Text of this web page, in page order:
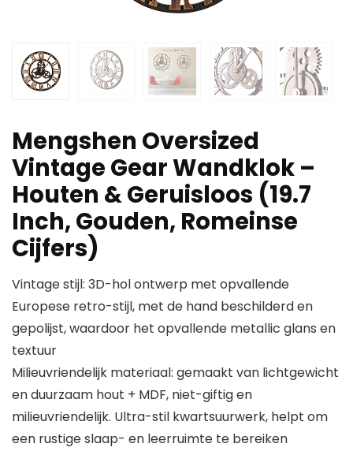
Mengshen Oversized
Vintage Gear Wandklok –
Houten & Geruisloos (19.7
Inch, Gouden, Romeinse
Cijfers)
Vintage stijl: 3D-hol ontwerp met opvallende
Europese retro-stijl, met de hand beschilderd en
gepolijst, waardoor het opvallende metallic glans en
textuur
Milieuvriendelijk materiaal: gemaakt van lichtgewicht
en duurzaam hout + MDF, niet-giftig en
milieuvriendelijk. Ultra-stil kwartsuurwerk, helpt om
een rustige slaap- en leerruimte te bereiken